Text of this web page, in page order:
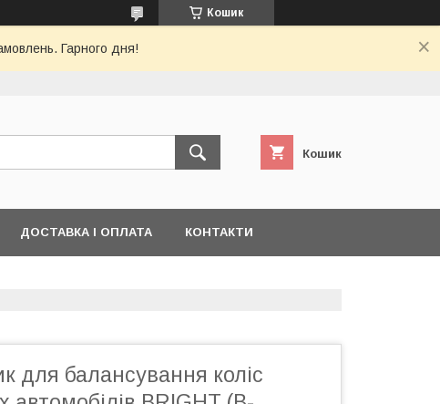
Кошик
Гарного дня!
Кошик
ДОСТАВКА І ОПЛАТА КОНТАКТИ
для балансування коліс